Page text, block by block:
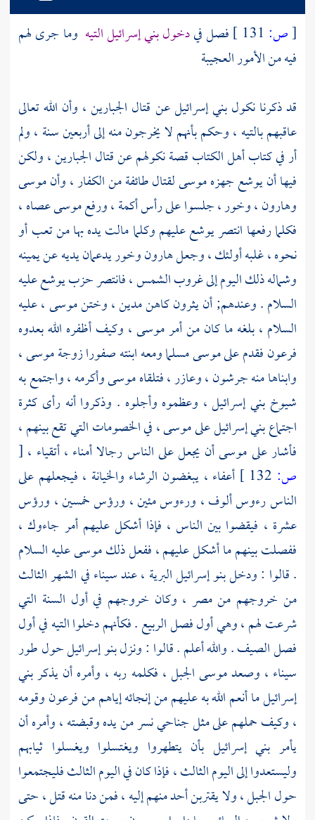
[ص: فصل فيدخولبني إسرائيلالتيه وما جرى لهم
فيه من الأمور العجيبة
قد ذكرنا نكولبني إسرائيلعن قتال الجبارين ، وأن الله تعالى
عاقبهم بالتيه ، وحكم بأنهم لا يخرجون منه إلى أربعين سنة ، ولم
أر في كتابأهل الكتابقصة نكولهم عن قتال الجبارين ، ولكن
فيها أنيوشعجهزهموسىلقتال طائفة من الكفار ، وأنموسى
وهارون،وخور، جلسوا على رأس أكمة ، ورفعموسىعصاه ،
فكلما رفعها انتصريوشععليهم وكلما مالت يده بها من تعب أو
نحوه ، غلبه أولئك ، وجعلهارونوخوريدعمان يديه عن يمينه
وشماله ذلك اليوم إلى غروب الشمس ، فانتصر حزبيوشععليه
السلام . وعندهم; أنيثرونكاهنمدين، وختنموسى، عليه
السلام ، بلغه ما كان من أمرموسى ، وكيف أظفره الله بعدوه
فرعونفقدم علىموسىمسلما ومعه ابنتهصفورازوجةموسى ،
وابناها منهجرشون،وعازر ،فتلقاهموسىوأكرمه ، واجتمع به
شيوخ بني إسرائيل، وعظموه وأجلوه . وذكروا أنه رأى كثرة
اجتماعبني إسرائيلعلىموسى ،في الخصومات التي تقع بينهم ،
فأشار علىموسىأن يجعل على الناس رجالا أمناء ، أتقياء ، [
ص:
أعفاء ، يبغضون الرشاء والخيانة ، فيجعلهم على
الناس رءوس ألوف ، ورءوس مئين ، ورؤس خمسين ، ورؤس
عشرة ، فيقضوا بين الناس ، فإذا أشكل عليهم أمر جاءوك ،
ففصلت بينهم ما أشكل عليهم ، ففعل ذلكموسىعليه السلام
. قالوا : ودخلبنو إسرائيلالبرية ، عندسيناءفي الشهر الثالث
من خروجهم منمصر ، وكان خروجهم في أول السنة التي
شرعت لهم ، وهي أول فصل الربيع . فكأنهم دخلوا التيه في أول
فصل الصيف . والله أعلم . قالوا : ونزلبنو إسرائيلحولطور
سيناء ، وصعدموسىالجبل ، فكلمه ربه ، وأمره أن يذكربني
إسرائيلما أنعم الله به عليهم من إنجائه إياهم منفرعونوقومه
، وكيف حملهم على مثل جناحي نسر من يده وقبضته ، وأمره أن
يأمر بني إسرائيل بأن يتطهروا ويغتسلوا ويغسلوا ثيابهم
وليستعدوا إلى اليوم الثالث ، فإذا كان في اليوم الثالث فليجتمعوا
حول الجبل ، ولا يقتربن أحد منهم إليه ، فمن دنا منه قتل ، حتى